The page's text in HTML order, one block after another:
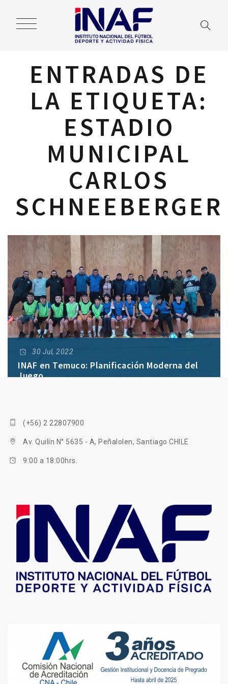
ENTRADAS DE
LA ETIQUETA:
ESTADIO
MUNICIPAL
CARLOS
SCHNEEBERGER
30 Jul, 2022
INAF en Temuco: Planificación Moderna del
Juego
Juego" en la capital de la provincia de Cautín y de la
Región de La Araucanía.
(+56) 2 22807900
Av. Quilín N° 5635 - A, Peñalolen, Santiago CHILE
9:00 a 18:00hrs.